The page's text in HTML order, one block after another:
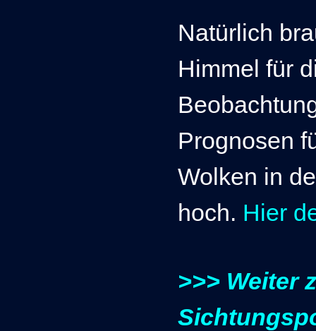
Natürlich
Himmel für
Prognosen
Wolken in
hoch. Hier
>>> Weiter